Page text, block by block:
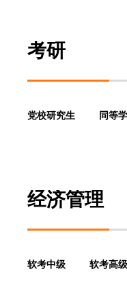
考研
党校研究生 同等
经济管理
软考中级 软考高级